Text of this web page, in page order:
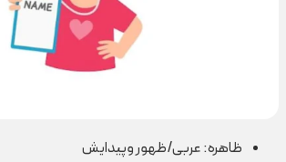
ظاهره: عربی/ظهور وپیدایش